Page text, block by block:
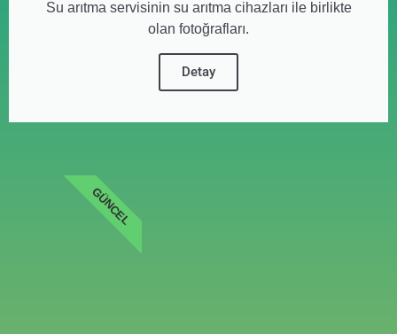
Su arıtma servisinin su arıtma cihazları ile birlikte
olan fotoğrafları.
Detay
GÜNCEL